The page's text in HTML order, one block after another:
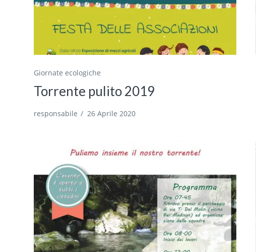
Giornate ecologiche
Torrente pulito 2019
responsabile / 26 Aprile 2020